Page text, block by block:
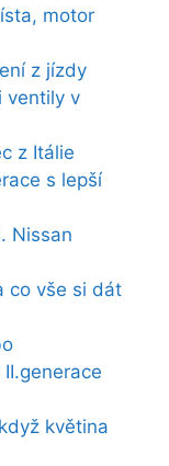
motor
z jízdy
ventily v
z Itálie
s lepší
Nissan
co vše si dát
květina